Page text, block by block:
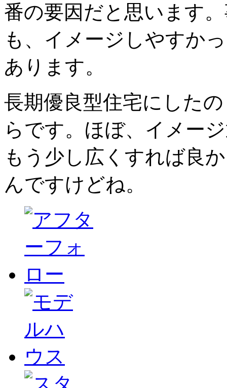
番の要因だと思います
も、イメージしやすか
あります。
長期優良型住宅にした
らです。ほぼ、イメー
もう少し広くすれば良
んですけどね。